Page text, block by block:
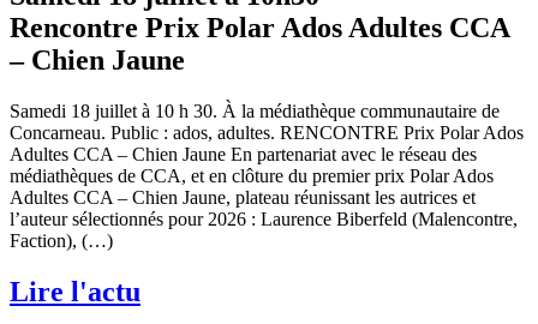
Rencontre Prix Polar Ados Adultes CCA
– Chien Jaune
Samedi 18 juillet à 10 h 30. À la médiathèque communautaire de
Concarneau. Public : ados, adultes. RENCONTRE Prix Polar Ados
Adultes CCA – Chien Jaune En partenariat avec le réseau des
médiathèques de CCA, et en clôture du premier prix Polar Ados
Adultes CCA – Chien Jaune, plateau réunissant les autrices et
l’auteur sélectionnés pour 2026 : Laurence Biberfeld (Malencontre,
Faction), (…)
Lire l'actu